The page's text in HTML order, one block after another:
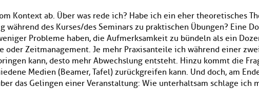
Kontext ab. Über was rede ich? Habe ich ein eher theoretisches
während des Kurses/des Seminars zu praktischen Übungen? Eine
Probleme haben, die Aufmerksamkeit zu bündeln als ein
oder Zeitmanagement. Je mehr Praxisanteile ich während einer
kann, desto mehr Abwechslung entsteht. Hinzu kommt die
Medien (Beamer, Tafel) zurückgreifen kann. Und doch, am
das Gelingen einer Veranstaltung: Wie unterhaltsam schlage ich